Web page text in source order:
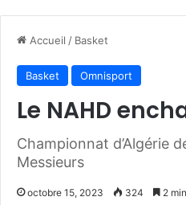
Accueil / Basket
Basket Omnisport
Le NAHD
Championnat d’Algérie
Messieurs
octobre 15, 2023 324 2